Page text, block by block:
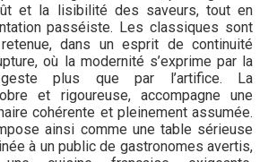
et la lisibilité des saveurs, tout en
passéiste. Les classiques sont
dans un esprit de continuité
où la modernité s’exprime par la
plus que par l’artifice. La
et rigoureuse, accompagne une
cohérente et pleinement assumée.
ainsi comme une table sérieuse
à un public de gastronomes avertis,